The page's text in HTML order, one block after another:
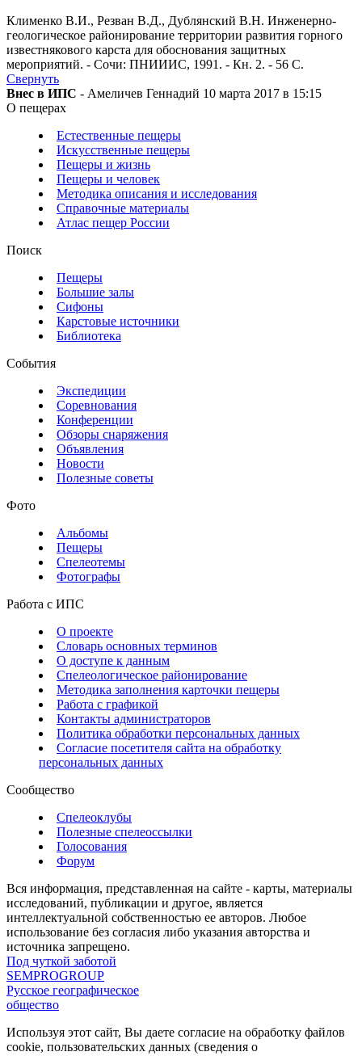
Клименко В.И., Резван В.Д., Дублянский В.Н. Инженерно-
геологическое районирование территории развития горного
известнякового карста для обоснования защитных
мероприятий. - Сочи: ПНИИИС, 1991. - Кн. 2. - 56 С.
Свернуть
Внес в ИПС - Амеличев Геннадий 10 марта 2017 в 15:15
О пещерах
Естественные пещеры
Искусственные пещеры
Пещеры и жизнь
Пещеры и человек
Методика описания и исследования
Справочные материалы
Атлас пещер России
Поиск
Пещеры
Большие залы
Сифоны
Карстовые источники
Библиотека
События
Экспедиции
Соревнования
Конференции
Обзоры снаряжения
Объявления
Новости
Полезные советы
Фото
Альбомы
Пещеры
Спелеотемы
Фотографы
Работа с ИПС
О проекте
Словарь основных терминов
О доступе к данным
Спелеологическое районирование
Методика заполнения карточки пещеры
Работа с графикой
Контакты администраторов
Политика обработки персональных данных
Согласие посетителя сайта на обработку
персональных данных
Сообщество
Спелеоклубы
Полезные спелеоссылки
Голосования
Форум
Вся информация, представленная на сайте - карты, материалы
исследований, публикации и другое, является
интеллектуальной собственностью ее авторов. Любое
использование без согласия либо указания авторства и
источника запрещено.
Под чуткой заботой
SEMPROGROUP
Русское географическое
общество
Используя этот сайт, Вы даете согласие на обработку файлов
cookie, пользовательских данных (сведения о